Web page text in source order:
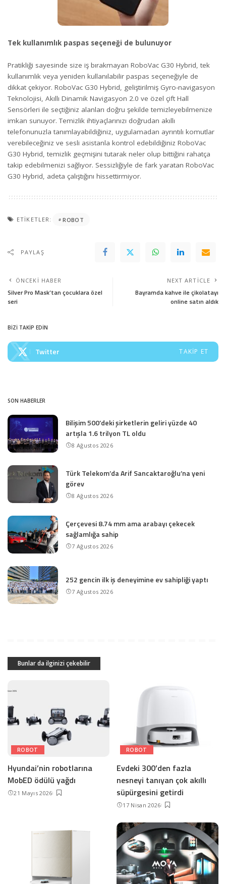
Tek kullanımlık paspas seçeneği de bulunuyor
Pratikliği sayesinde size iş bırakmayan RoboVac G30 Hybrid, tek
kullanımlık veya yeniden kullanılabilir paspas seçeneğiyle de
dikkat çekiyor. RoboVac G30 Hybrid, geliştirilmiş Gyro-navigasyon
Teknolojisi, Akıllı Dinamik Navigasyon 2.0 ve özel çift Hall
Sensörleri ile seçtiğiniz alanları doğru şekilde temizleyebilmenize
imkan sunuyor. Temizlik ihtiyaçlarınızı doğrudan akıllı
telefonunuzla tanımlayabildiğiniz, uygulamadan ayrıntılı komutlar
verebileceğiniz ve sesli asistanla kontrol edebildiğiniz RoboVac
G30 Hybrid, temizlik geçmişini tutarak neler olup bittiğini rahatça
takip edebilmenizi sağlıyor. Sessizliğiyle de fark yaratan RoboVac
G30 Hybrid, adeta çalıştığını hissettirmiyor.
ETIKETLER: ROBOT
PAYLAŞ
ÖNCEKI HABER
Silver Pro Mask’tan çocuklara özel
seri
NEXT ARTICLE
Bayramda kahve ile çikolatayı
online satın aldık
BİZİ TAKİP EDİN
Twitter TAKIP ET
SON HABERLER
Bilişim 500’deki şirketlerin geliri yüzde 40
artışla 1.6 trilyon TL oldu
8 Ağustos 2026
Türk Telekom’da Arif Sancaktaroğlu’na yeni
görev
8 Ağustos 2026
Çerçevesi 8.74 mm ama arabayı çekecek
sağlamlığa sahip
7 Ağustos 2026
252 gencin ilk iş deneyimine ev sahipliği yaptı
7 Ağustos 2026
Bunlar da ilginizi çekebilir
ROBOT
Hyundai’nin robotlarına
MobED ödülü yağdı
21 Mayıs 2026
ROBOT
Evdeki 300’den fazla
nesneyi tanıyan çok akıllı
süpürgesini getirdi
17 Nisan 2026